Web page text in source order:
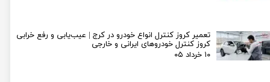
تعمیر کروز کنترل انواع خودرو در کرج | عیب‌یابی و رفع خرابی
کروز کنترل خودروهای ایرانی و خارجی
۱۰ خرداد ۰۵